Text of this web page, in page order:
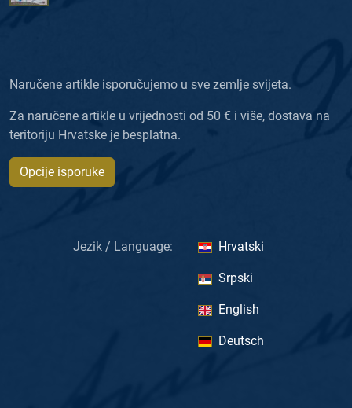
Naručene artikle isporučujemo u sve zemlje svijeta.
Za naručene artikle u vrijednosti od 50 € i više, dostava na
teritoriju Hrvatske je besplatna.
Opcije isporuke
Jezik / Language: Hrvatski
Srpski
English
Deutsch